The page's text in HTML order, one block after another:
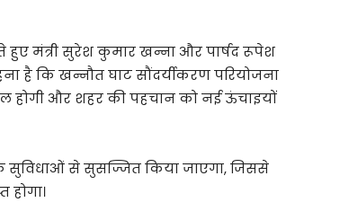
हुए मंत्री सुरेश कुमार खन्ना और पार्षद रूपेश
है कि खन्नौत घाट सौंदर्यीकरण परियोजना
होगी और शहर की पहचान को नई ऊंचाइयों
से सुसज्जित किया जाएगा, जिससे
होगा।